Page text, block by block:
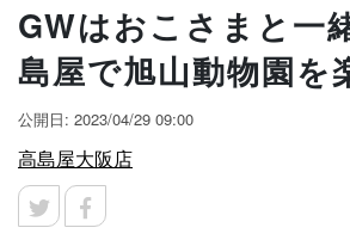
GWはおこさまと一
島屋で旭山動物園を
公開日: 2023/04/29 09:00
高島屋大阪店